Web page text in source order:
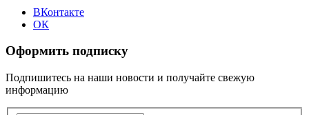
ВКонтакте
ОК
Оформить подписку
Подпишитесь на наши новости и получайте свежую
информацию